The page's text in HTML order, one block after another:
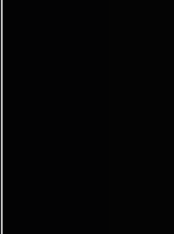
de Personalizacion